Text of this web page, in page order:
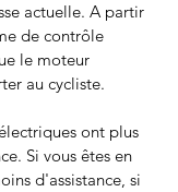
actuelle. A partir
de contrôle
le moteur
au cycliste.
ont plus
Si vous êtes en
d'assistance, si